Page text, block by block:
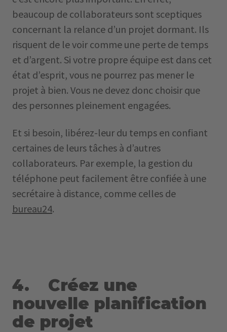
beaucoup de collaborateurs sont sceptiques
concernant la relance d’un projet dormant. Ils
risquent de le voir comme une perte de temps
et d’argent. Si votre propre équipe est dans cet
état d’esprit, vous ne pourrez pas mener le
projet à bien. Vous ne devez donc choisir que
des personnes pleinement engagées.
Et si besoin, libérez-leur du temps en confiant
certaines de leurs tâches à d’autres
collaborateurs. Par exemple, la gestion du
téléphone peut facilement être confiée à une
secrétaire à distance, comme celles de
bureau24.
4. Créez une
nouvelle planification
de projet